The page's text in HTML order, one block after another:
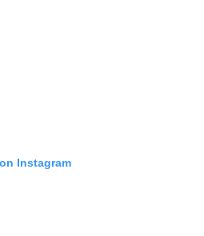
Instagram